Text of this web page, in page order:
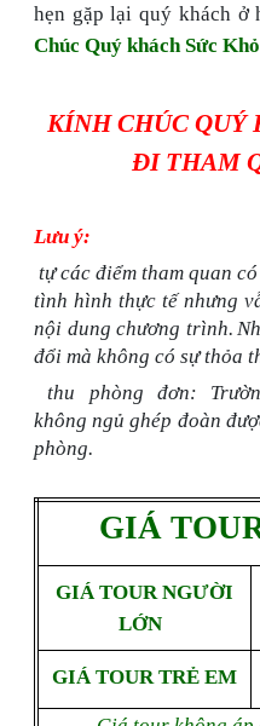
hẹn gặp lại quý khách ở
Chúc Quý kháchSức
KÍNH CHÚC QUÝ
ĐI THAM
Lưu ý:
tự các điểm tham quan
tình hình thực tế nhưng
nội dung chương trình.
đổi mà không có sự thỏa
thu phòng đơn:
không ngủ ghép đoàn
phòng.
GIÁ
GIÁ TOUR NGƯỜI
LỚN
GIÁ TOUR TRẺ EM